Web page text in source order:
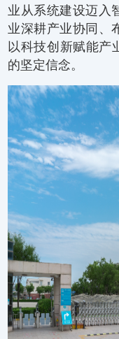
业从系统建设迈入
业深耕产业协同、
以科技创新赋能产
的坚定信念。